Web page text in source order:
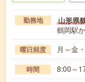
勤務地 山形県
鶴岡駅
曜日頻度 月～金
時間 8:00～